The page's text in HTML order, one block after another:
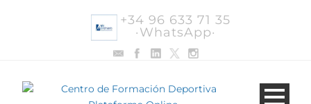
+34 96 633 71 35
·WhatsApp·